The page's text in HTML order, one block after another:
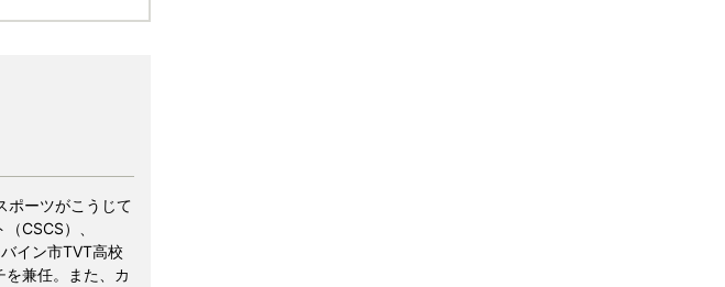
ポーツがこうじて
CSCS）、
イン市TVT高校
兼任。また、カ